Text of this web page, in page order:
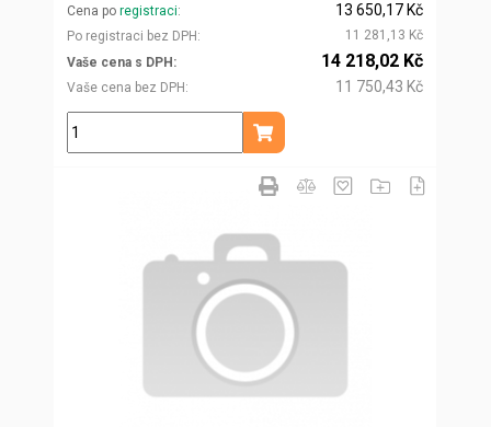
Cena po registraci
Po registraci bez DPH
13 650,17 Kč
11 281,13 Kč
Vaše cena s DPH
Vaše cena bez DPH
14 218,02 Kč
11 750,43 Kč
ks
Přidat do košíku